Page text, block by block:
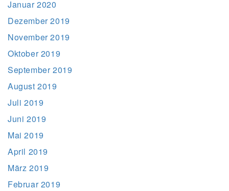
Januar 2020
Dezember 2019
November 2019
Oktober 2019
September 2019
August 2019
Juli 2019
Juni 2019
Mai 2019
April 2019
März 2019
Februar 2019